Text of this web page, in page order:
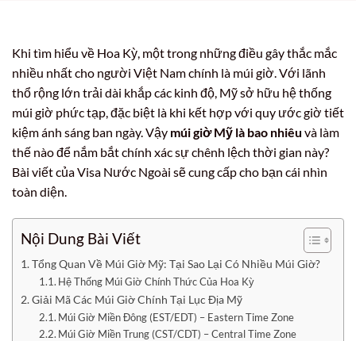
Khi tìm hiểu về Hoa Kỳ, một trong những điều gây thắc mắc
nhiều nhất cho người Việt Nam chính là múi giờ. Với lãnh
thổ rộng lớn trải dài khắp các kinh độ, Mỹ sở hữu hệ thống
múi giờ phức tạp, đặc biệt là khi kết hợp với quy ước giờ tiết
kiệm ánh sáng ban ngày. Vậy múi giờ Mỹ là bao nhiêu và làm
thế nào để nắm bắt chính xác sự chênh lệch thời gian này?
Bài viết của Visa Nước Ngoài sẽ cung cấp cho bạn cái nhìn
toàn diện.
Nội Dung Bài Viết
Tổng Quan Về Múi Giờ Mỹ: Tại Sao Lại Có Nhiều Múi Giờ?
Hệ Thống Múi Giờ Chính Thức Của Hoa Kỳ
Giải Mã Các Múi Giờ Chính Tại Lục Địa Mỹ
Múi Giờ Miền Đông (EST/EDT) – Eastern Time Zone
Múi Giờ Miền Trung (CST/CDT) – Central Time Zone